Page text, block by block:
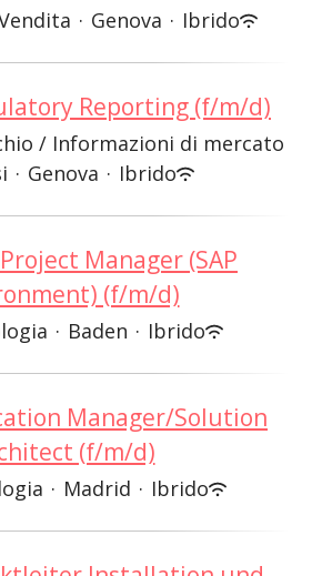
· Genova · Ibrido
Reporting (f/m/d)
/ Informazioni di mercato
· Genova · Ibrido
Manager (SAP
(f/m/d)
· Baden · Ibrido
Manager/Solution
(f/m/d)
· Madrid · Ibrido